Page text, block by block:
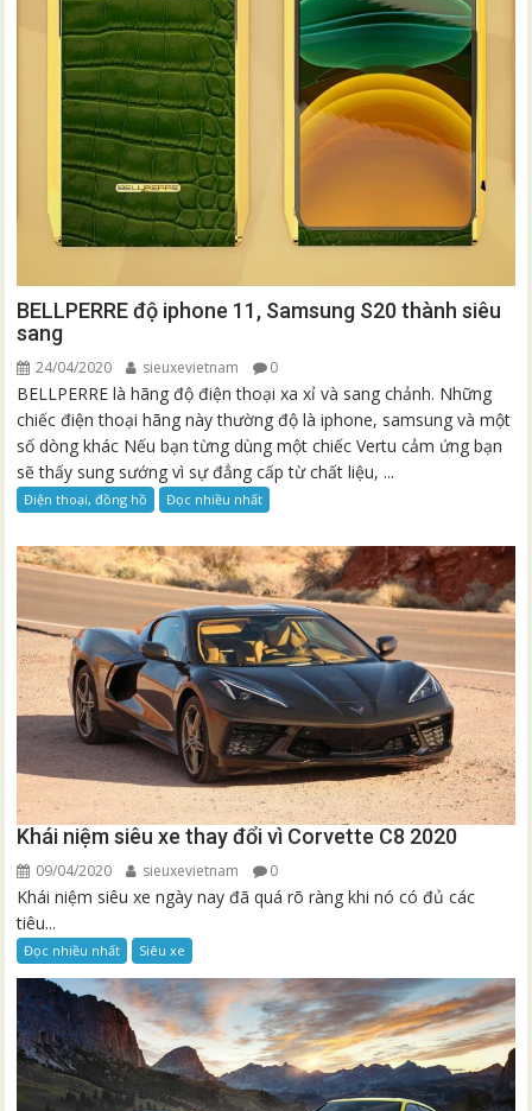
BELLPERRE độ iphone 11, Samsung S20 thành siêu
sang
24/04/2020 sieuxevietnam 0
BELLPERRE là hãng độ điện thoại xa xỉ và sang chảnh. Những
chiếc điện thoại hãng này thường độ là iphone, samsung và một
số dòng khác Nếu bạn từng dùng một chiếc Vertu cảm ứng bạn
sẽ thấy sung sướng vì sự đẳng cấp từ chất liệu, ...
Điện thoại, đồng hồ Đọc nhiều nhất
Khái niệm siêu xe thay đổi vì Corvette C8 2020
09/04/2020 sieuxevietnam 0
Khái niệm siêu xe ngày nay đã quá rõ ràng khi nó có đủ các
tiêu...
Đọc nhiều nhất Siêu xe